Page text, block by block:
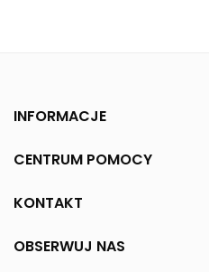
INFORMACJE
CENTRUM POMOCY
KONTAKT
OBSERWUJ NAS